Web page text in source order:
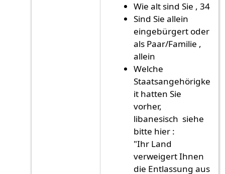
Wie alt sind Sie , 34
Sind Sie allein
eingebürgert oder
als Paar/Familie ,
allein
Welche
Staatsangehörigke
it hatten Sie
vorher,
libanesisch siehe
bitte hier :
"Ihr Land
verweigert Ihnen
die Entlassung aus